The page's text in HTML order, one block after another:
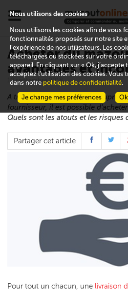
x
Acheter du
avantages et
10 septembre 2018
A travers un prêt contracté auprès
fournisseur, il est possible
Quels sont les atouts et les risques
Partager cet article
Pour tout un chacun, une livraison
Nous utilisons des cookies
Nous utilisons les cookies afin de vous
fonctionnalités proposés sur notre site
l’expérience de nos utilisateurs. Les
téléchargées ou stockées sur votre
appareil. En cliquant sur « Ok, j’accepte
acceptez l’utilisation des cookies. Vous
dans notre politique de confidentialité.
Je change mes préférences